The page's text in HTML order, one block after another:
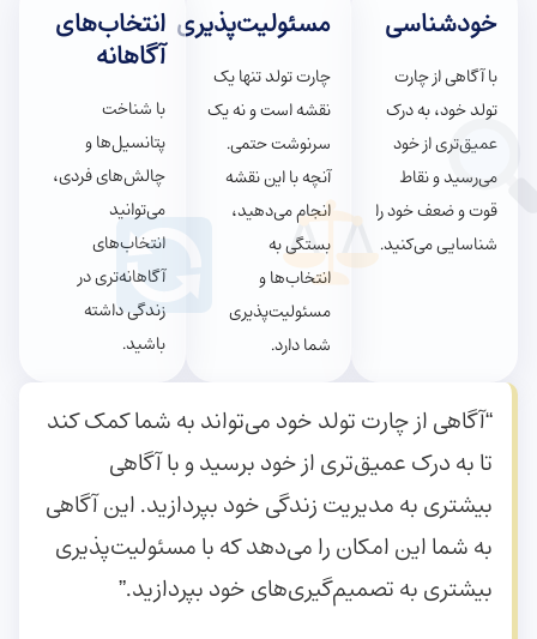
خودشناسی
با آگاهی از چارت
تولد خود، به درک
عمیق‌تری از خود
می‌رسید و نقاط
قوت و ضعف خود را
شناسایی می‌کنید.
مسئولیت‌پذیری
چارت تولد تنها یک
نقشه است و نه یک
سرنوشت حتمی.
آنچه با این نقشه
انجام می‌دهید،
بستگی به
انتخاب‌ها و
مسئولیت‌پذیری
شما دارد.
انتخاب‌های
آگاهانه
با شناخت
پتانسیل‌ها و
چالش‌های فردی،
می‌توانید
انتخاب‌های
آگاهانه‌تری در
زندگی داشته
باشید.
“آگاهی از چارت تولد خود می‌تواند به شما کمک کند
تا به درک عمیق‌تری از خود برسید و با آگاهی
بیشتری به مدیریت زندگی خود بپردازید. این آگاهی
به شما این امکان را می‌دهد که با مسئولیت‌پذیری
بیشتری به تصمیم‌گیری‌های خود بپردازید.”